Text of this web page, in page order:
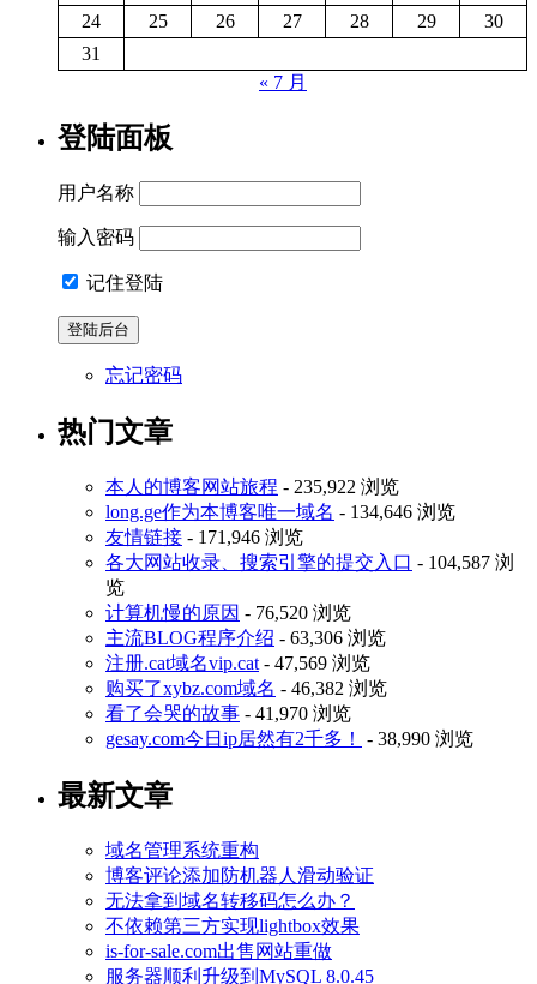
24
25 26 27 28 29
30
31
« 7 月
登陆面板
用户名称
输入密码
记住登陆
忘记密码
热门文章
本人的博客网站旅程 - 235,922 浏览
long.ge作为本博客唯一域名 - 134,646 浏览
友情链接 - 171,946 浏览
各大网站收录、搜索引擎的提交入口 - 104,587 浏
览
计算机慢的原因 - 76,520 浏览
主流BLOG程序介绍 - 63,306 浏览
注册.cat域名vip.cat - 47,569 浏览
购买了xybz.com域名 - 46,382 浏览
看了会哭的故事 - 41,970 浏览
gesay.com今日ip居然有2千多！
- 38,990 浏览
最新文章
域名管理系统重构
博客评论添加防机器人滑动验证
无法拿到域名转移码怎么办？
不依赖第三方实现lightbox效果
is-for-sale.com出售网站重做
服务器顺利升级到MySQL 8.0.45